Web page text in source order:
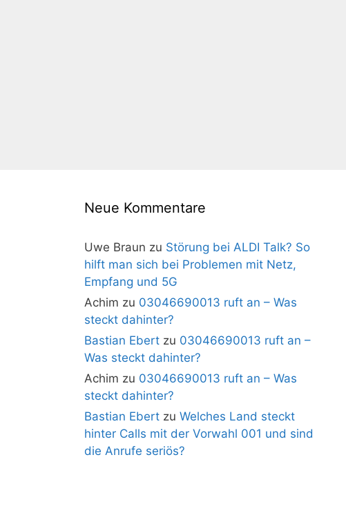
Neue Kommentare
Uwe Braun zu Störung bei ALDI Talk? So
hilft man sich bei Problemen mit Netz,
Empfang und 5G
Achim zu 03046690013 ruft an – Was
steckt dahinter?
Bastian Ebert zu 03046690013 ruft an –
Was steckt dahinter?
Achim zu 03046690013 ruft an – Was
steckt dahinter?
Bastian Ebert zu Welches Land steckt
hinter Calls mit der Vorwahl 001 und sind
die Anrufe seriös?